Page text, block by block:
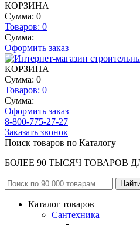
КОРЗИНА
Сумма: 0
Товаров: 0
Сумма:
Оформить заказ
КОРЗИНА
Сумма: 0
Товаров: 0
Сумма:
Оформить заказ
8-800-775-27-27
Заказать звонок
Поиск товаров по Каталогу
БОЛЕЕ 90 ТЫСЯЧ ТОВАРОВ
Каталог товаров
Сантехника